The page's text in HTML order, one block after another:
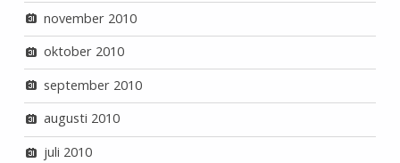
november 2010
oktober 2010
september 2010
augusti 2010
juli 2010